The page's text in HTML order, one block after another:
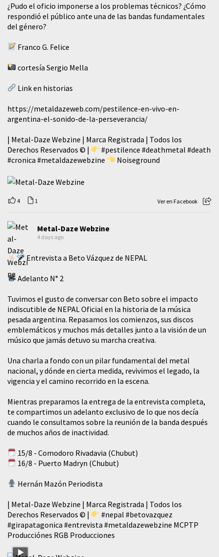
¿Pudo el oficio imponerse a los problemas técnicos? ¿Cómo
respondió el público ante una de las bandas fundamentales
del género?
Franco G. Felice
cortesía Sergio Mella
Link en historias
https://metaldazeweb.com/pestilence-en-vivo-en-
argentina-el-sonido-de-la-perseverancia/
| Metal-Daze Webzine | Marca Registrada | Todos los
Derechos Reservados © |
#pestilence #deathmetal #death
#cronica #metaldazewebzine Noiseground
4 1 Ver en Facebook
Metal-Daze Webzine
4 days ago
Entrevista a Beto Vázquez de NEPAL
Adelanto N° 2
Tuvimos el gusto de conversar con Beto sobre el impacto
indiscutible de NEPAL Oficial en la historia de la música
pesada argentina. Repasamos los comienzos, sus discos
emblemáticos y muchos más detalles junto a la visión de un
músico que jamás detuvo su marcha creativa.
​Una charla a fondo con un pilar fundamental del metal
nacional, y dónde en cierta medida, revivimos el legado, la
vigencia y el camino recorrido en la escena.
Mientras preparamos la entrega de la entrevista completa,
te compartimos un adelanto exclusivo de lo que nos decía
cuando le consultamos sobre la reunión de la banda después
de muchos años de inactividad.
15/8 - Comodoro Rivadavia (Chubut)
16/8 - Puerto Madryn (Chubut)
Hernán Mazón Periodista
| Metal-Daze Webzine | Marca Registrada | Todos los
Derechos Reservados © |
#nepal #betovazquez
#girapatagonica #entrevista #metaldazewebzine MCPTP
Producciónes RGB Producciones